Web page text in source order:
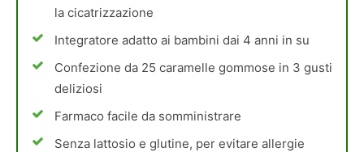
la cicatrizzazione
Integratore adatto ai bambini dai 4 anni in su
Confezione da 25 caramelle gommose in 3 gusti
deliziosi
Farmaco facile da somministrare
Senza lattosio e glutine, per evitare allergie